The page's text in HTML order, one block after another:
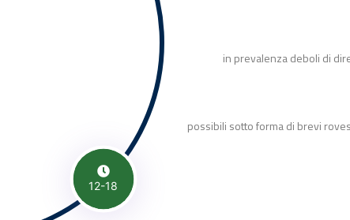
12-18
in prevalenza deboli di
possibili sotto forma di brevi